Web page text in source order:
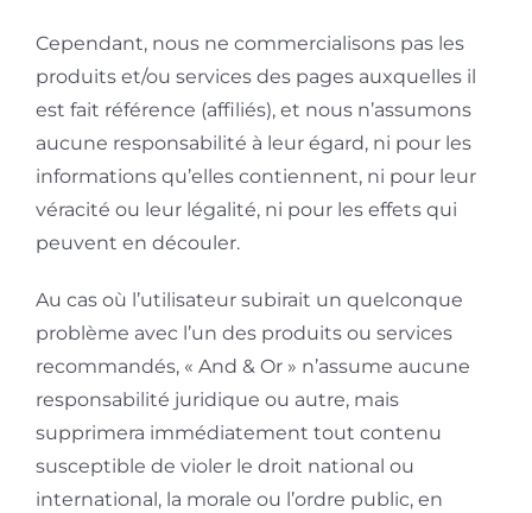
Cependant, nous ne commercialisons pas les
produits et/ou services des pages auxquelles il
est fait référence (affiliés), et nous n’assumons
aucune responsabilité à leur égard, ni pour les
informations qu’elles contiennent, ni pour leur
véracité ou leur légalité, ni pour les effets qui
peuvent en découler.
Au cas où l’utilisateur subirait un quelconque
problème avec l’un des produits ou services
recommandés, « And & Or » n’assume aucune
responsabilité juridique ou autre, mais
supprimera immédiatement tout contenu
susceptible de violer le droit national ou
international, la morale ou l’ordre public, en